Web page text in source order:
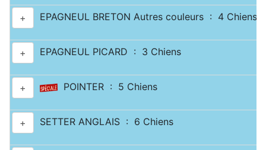
+ EPAGNEUL BRETON Autres couleurs : 4 Chiens
+ EPAGNEUL PICARD : 3 Chiens
+ POINTER : 5 Chiens
+ SETTER ANGLAIS : 6 Chiens